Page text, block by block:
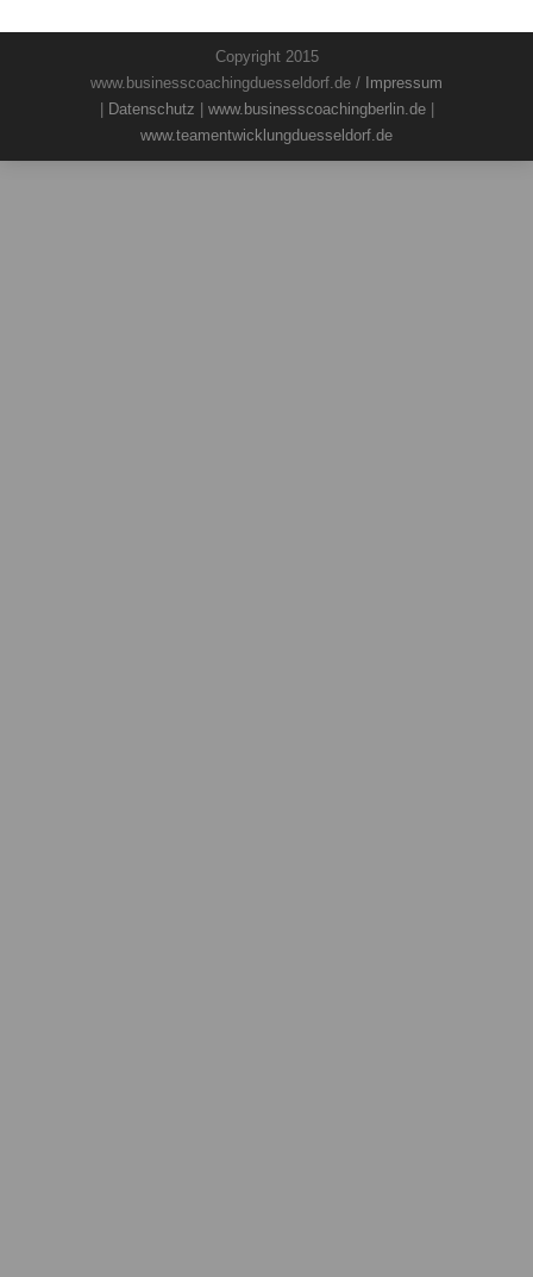
Copyright 2015
www.businesscoachingduesseldorf.de / Impressum
Datenschutz www.businesscoachingberlin.de|
www.teamentwicklungduesseldorf.de